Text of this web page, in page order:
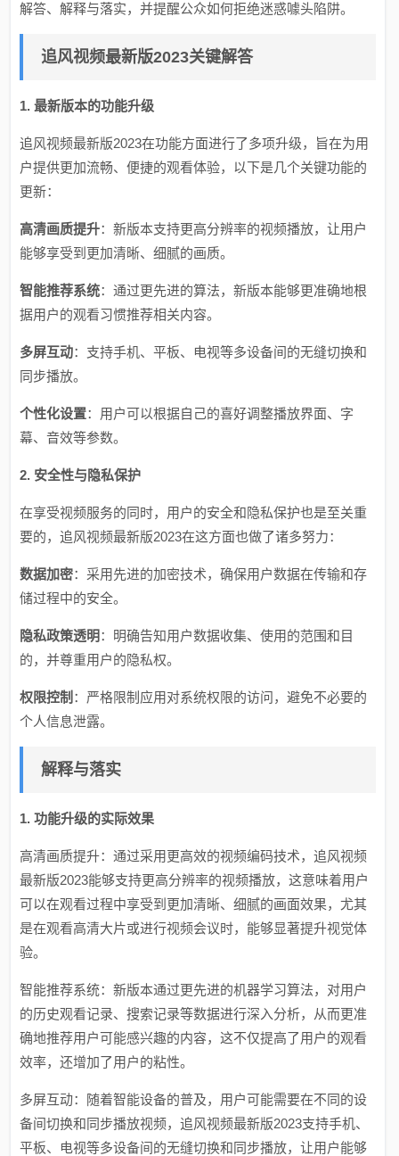
解答、解释与落实，并提醒公众如何拒绝迷惑噱头陷阱。
追风视频最新版2023关键解答
1. 最新版本的功能升级
追风视频最新版2023在功能方面进行了多项升级，旨在为用
户提供更加流畅、便捷的观看体验，以下是几个关键功能的
更新：
高清画质提升：新版本支持更高分辨率的视频播放，让用户
能够享受到更加清晰、细腻的画质。
智能推荐系统：通过更先进的算法，新版本能够更准确地根
据用户的观看习惯推荐相关内容。
多屏互动：支持手机、平板、电视等多设备间的无缝切换和
同步播放。
个性化设置：用户可以根据自己的喜好调整播放界面、字
幕、音效等参数。
2. 安全性与隐私保护
在享受视频服务的同时，用户的安全和隐私保护也是至关重
要的，追风视频最新版2023在这方面也做了诸多努力：
数据加密：采用先进的加密技术，确保用户数据在传输和存
储过程中的安全。
隐私政策透明 ：明确告知用户数据收集、使用的范围和目
的，并尊重用户的隐私权。
权限控制 ：严格限制应用对系统权限的访问，避免不必要的
个人信息泄露。
解释与落实
1. 功能升级的实际效果
高清画质提升：通过采用更高效的视频编码技术，追风视频
最新版2023能够支持更高分辨率的视频播放，这意味着用户
可以在观看过程中享受到更加清晰、细腻的画面效果，尤其
是在观看高清大片或进行视频会议时，能够显著提升视觉体
验。
智能推荐系统：新版本通过更先进的机器学习算法，对用户
的历史观看记录、搜索记录等数据进行深入分析，从而更准
确地推荐用户可能感兴趣的内容，这不仅提高了用户的观看
效率，还增加了用户的粘性。
多屏互动：随着智能设备的普及，用户可能需要在不同的设
备间切换和同步播放视频，追风视频最新版2023支持手机、
平板、电视等多设备间的无缝切换和同步播放，让用户能够